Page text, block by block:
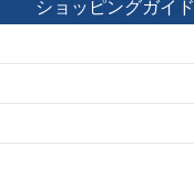
ショッピングガイド